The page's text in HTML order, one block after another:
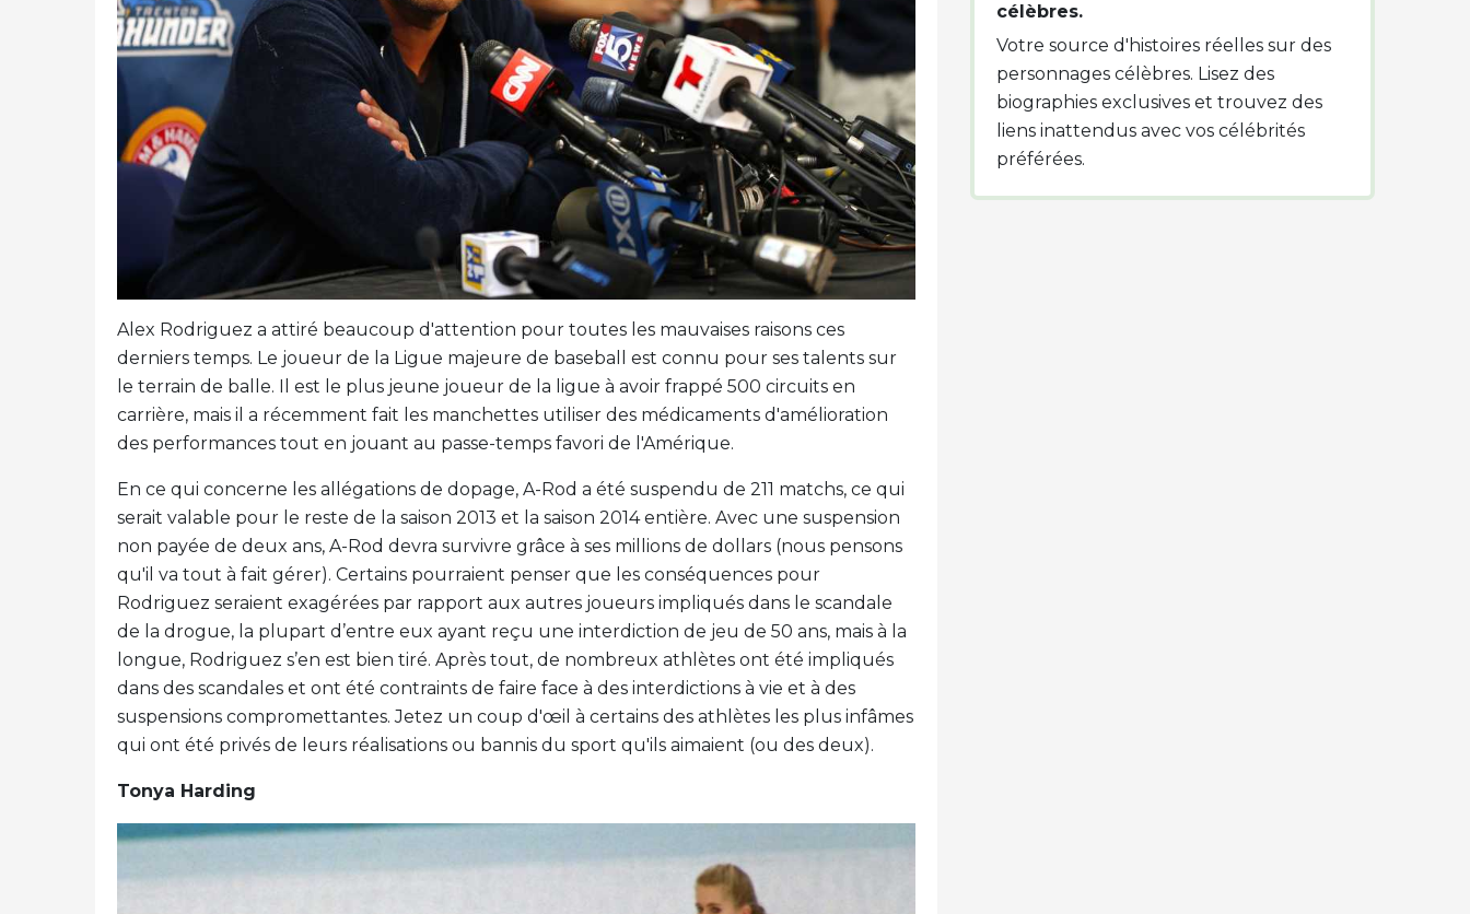
Alex Rodriguez a attiré beaucoup d'attention pour toutes les mauvaises raisons ces
derniers temps. Le joueur de la Ligue majeure de baseball est connu pour ses talents sur
le terrain de balle. Il est le plus jeune joueur de la ligue à avoir frappé 500 circuits en
carrière, mais il a récemment fait les manchettes utiliser des médicaments d'amélioration
des performances tout en jouant au passe-temps favori de l'Amérique.
En ce qui concerne les allégations de dopage, A-Rod a été suspendu de 211 matchs, ce qui
serait valable pour le reste de la saison 2013 et la saison 2014 entière. Avec une suspension
non payée de deux ans, A-Rod devra survivre grâce à ses millions de dollars (nous pensons
qu'il va tout à fait gérer). Certains pourraient penser que les conséquences pour
Rodriguez seraient exagérées par rapport aux autres joueurs impliqués dans le scandale
de la drogue, la plupart d’entre eux ayant reçu une interdiction de jeu de 50 ans, mais à la
longue, Rodriguez s’en est bien tiré. Après tout, de nombreux athlètes ont été impliqués
dans des scandales et ont été contraints de faire face à des interdictions à vie et à des
suspensions compromettantes. Jetez un coup d'œil à certains des athlètes les plus infâmes
qui ont été privés de leurs réalisations ou bannis du sport qu'ils aimaient (ou des deux).
Tonya Harding
célèbres.
Votre source d'histoires réelles sur des
personnages célèbres. Lisez des
biographies exclusives et trouvez des
liens inattendus avec vos célébrités
préférées.